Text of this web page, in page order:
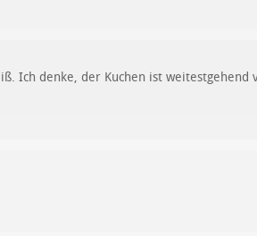
Ich denke, der Kuchen ist